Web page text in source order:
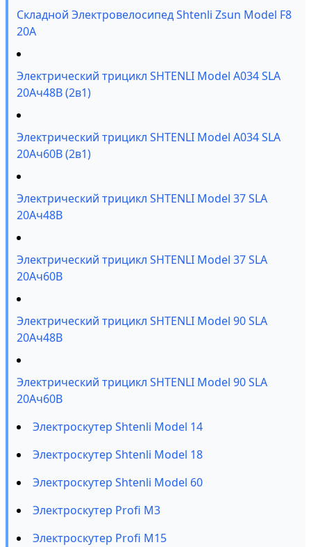
Складной Электровелосипед Shtenli Zsun Model F8
20А
Электрический трицикл SHTENLI Model А034 SLA
20Ач48В (2в1)
Электрический трицикл SHTENLI Model А034 SLA
20Ач60В (2в1)
Электрический трицикл SHTENLI Model 37 SLA
20Ач48В
Электрический трицикл SHTENLI Model 37 SLA
20Ач60В
Электрический трицикл SHTENLI Model 90 SLA
20Ач48В
Электрический трицикл SHTENLI Model 90 SLA
20Ач60В
Электроскутер Shtenli Model 14
Электроскутер Shtenli Model 18
Электроскутер Shtenli Model 60
Электроскутер Profi M3
Электроскутер Profi M15